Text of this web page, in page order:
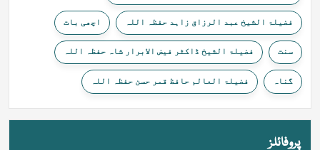
فضیلۃ الشیخ عبد الرزاق زاہد حفظہ اللہ اچھی بات
سنت فضیلۃ الشیخ ڈاکٹر فیض الابرار شاہ حفظہ اللہ
گناہ فضیلۃ العالم حافظ قمر حسن حفظہ اللہ
پروفائلز